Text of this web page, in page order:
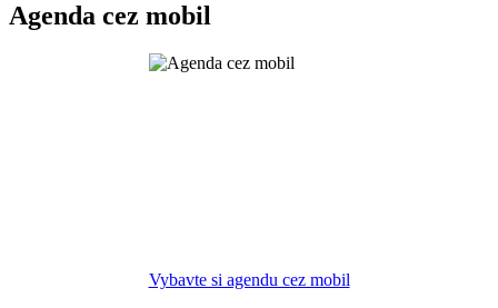
Agenda cez mobil
Vybavte si agendu cez mobil